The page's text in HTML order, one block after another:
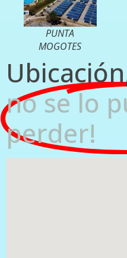
PUNTA
MOGOTES
no se lo
perder!